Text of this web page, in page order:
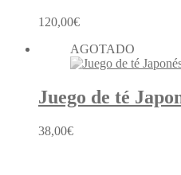
120,00€
AGOTADO
Juego de té
38,00€